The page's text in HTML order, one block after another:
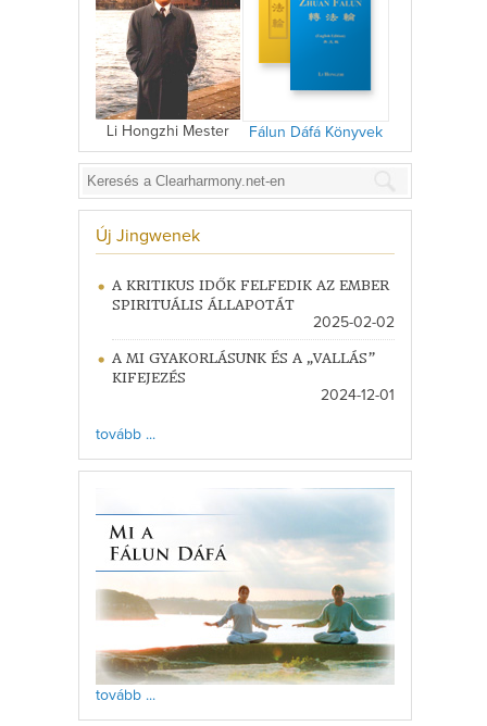
Li Hongzhi Mester Fálun Dáfá Könyvek
Új Jingwenek
A KRITIKUS IDŐK FELFEDIK AZ EMBER
SPIRITUÁLIS ÁLLAPOTÁT
2025-02-02
A MI GYAKORLÁSUNK ÉS A „VALLÁS”
KIFEJEZÉS
2024-12-01
tovább ...
tovább ...